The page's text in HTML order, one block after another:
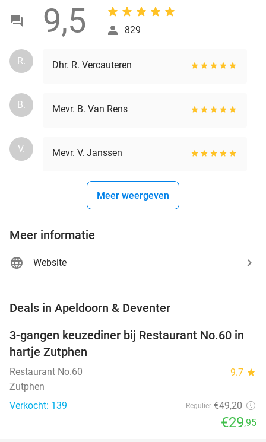
9,5 829
R. Dhr. R. Vercauteren
B. Mevr. B. Van Rens
V. Mevr. V. Janssen
Meer weergeven
Meer informatie
Website
Deals in Apeldoorn & Deventer
39%
3-gangen keuzediner bij Restaurant No.60 in
hartje Zutphen
Restaurant No.60 9.7 star
Zutphen
Verkocht: 139
Regulier €49,20
€29,95